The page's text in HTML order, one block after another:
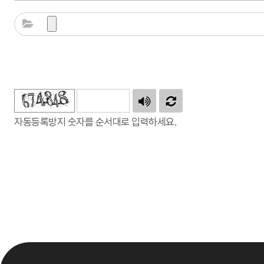
자동등록방지 숫자를 순서대로 입력하세요.